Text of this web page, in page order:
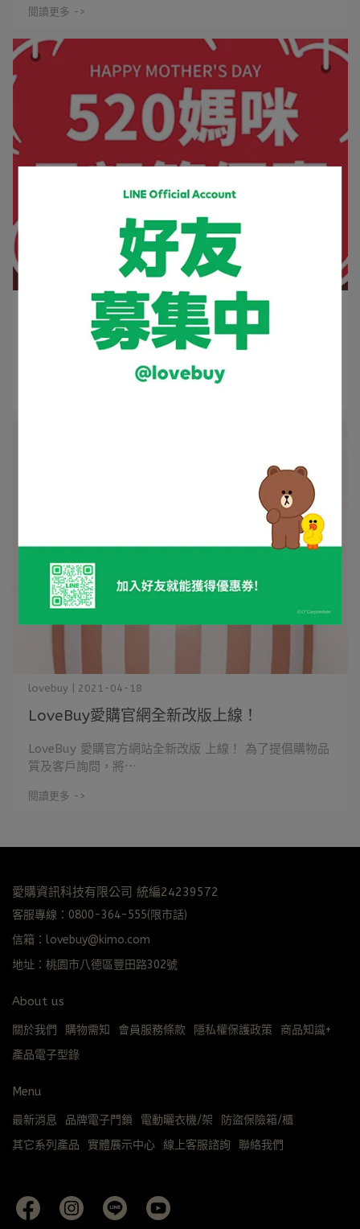
閱讀更多 ->
母親節孝敬媽媽 享優惠折扣
lovebuy | 2021-04-28
優惠活動 4/28(三) - 5/9(日) 23:55止 PHILIPS ⋯
LoveBuy愛購官網全新改版上線！
lovebuy | 2021-04-18
LoveBuy 愛購官方網站全新改版 上線！ 為了提倡購物品
質及客戶詢問，將⋯
閱讀更多 ->
愛購資訊科技有限公司 統編24239572
客服專線：0800-364-555(限市話)
信箱：lovebuy@kimo.com
地址：桃園市八德區豐田路302號
About us
關於我們 購物需知 會員服務條款 隱私權保護政策
商品知識+
產品電子型錄
Menu
最新消息 品牌電子門鎖 電動曬衣機/架
防盜保險箱/櫃
其它系列產品
實體展示中心 線上客服諮詢 聯絡我們